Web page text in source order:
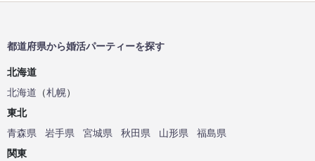
都道府県から婚活パーティーを探す
北海道
北海道 （札幌）
東北
青森県
岩手県 宮城県 秋田県 山形県
福島県
関東